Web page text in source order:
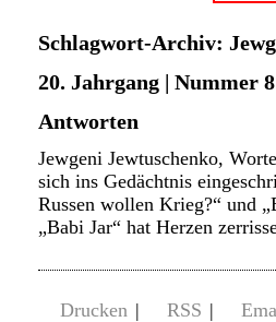
Schlagwort-Archiv:
20. Jahrgang | Nummer
Antworten
Jewgeni Jewtuschenko,
sich ins Gedächtnis
Russen wollen Krieg?“ und
„Babi Jar“ hat Herzen
Drucken | RSS |